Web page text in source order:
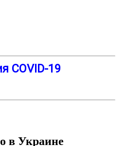
COVID-19
в Украине